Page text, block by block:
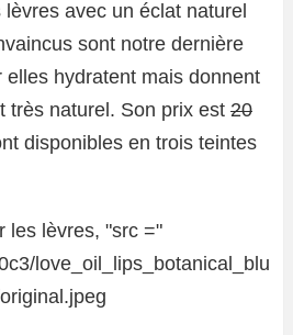
avec un éclat naturel
sont notre dernière
elles hydratent mais donnent
très naturel. Son prix est 20
disponibles en trois teintes